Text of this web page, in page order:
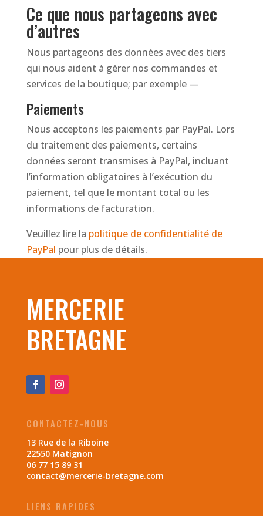
Ce que nous partageons avec
d’autres
Nous partageons des données avec des tiers
qui nous aident à gérer nos commandes et
services de la boutique; par exemple —
Paiements
Nous acceptons les paiements par PayPal. Lors
du traitement des paiements, certains
données seront transmises à PayPal, incluant
l’information obligatoires à l’exécution du
paiement, tel que le montant total ou les
informations de facturation.
Veuillez lire la politique de confidentialité de
PayPal pour plus de détails.
MERCERIE
BRETAGNE
CONTACTEZ-NOUS
13 Rue de la Riboine
22550 Matignon
06 77 15 89 31
contact@mercerie-bretagne.com
LIENS RAPIDES